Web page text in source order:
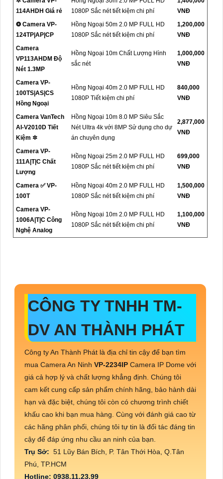
114AHDH Giá rẻ
1080P Sắc nét tiết kiệm chi phí
VNĐ
❂ Camera VP-
124TP|AP|CP
Hồng Ngoại 50m 2.0 MP FULL HD
1080P Sắc nét tiết kiệm chi phí
1,200,000
VNĐ
Camera
VP113AHDM Độ
Nét 1.3MP
Hồng Ngoại 10m Chất Lượng Hình
sắc nét
1,000,000
VNĐ
Camera VP-
100TS|AS|CS
Hồng Ngoại
Hồng Ngoại 40m 2.0 MP FULL HD
1080P Tiết kiệm chi phí
840,000
VNĐ
Camera VanTech
AI-V2010D Tiết
Kiệm ✲
Hồng Ngoại 10m 8.0 MP Siêu Sắc
Nét Ultra 4k với 8MP Sử dụng cho dự
án chuyên dụng
2,877,000
VNĐ
Camera VP-
111A|T|C Chất
Lượng
Hồng Ngoại 25m 2.0 MP FULL HD
1080P Sắc nét tiết kiệm chi phí
699,000
VNĐ
Camera ✅ VP-
100T
Hồng Ngoại 40m 2.0 MP FULL HD
1080P Sắc nét tiết kiệm chi phí
1,500,000
VNĐ
Camera VP-
1006A|T|C Công
Nghệ Analog
Hồng Ngoại 10m 2.0 MP FULL HD
1080P Sắc nét tiết kiệm chi phí
1,100,000
VNĐ
CÔNG TY TNHH TM-
DV AN THÀNH PHÁT
Công ty An Thành Phát là địa chỉ tin cậy để bạn tìm
mua Camera An Ninh VP-2234IP Camera IP Dome với
giá cả hợp lý và chất lượng khẳng định. Chúng tôi
cam kết cung cấp sản phẩm chính hãng, bảo hành dài
hạn và đặc biệt, chúng tôi còn có chương trình chiết
khấu cao khi bạn mua hàng. Cùng với đánh giá cao từ
các hãng phân phối, chúng tôi tự tin là đối tác đáng tin
cậy để đáp ứng nhu cầu an ninh của bạn.
Trụ Sở: 51 Lũy Bán Bích, P. Tân Thới Hòa, Q.Tân
Phú, TP.HCM
Hotline: 0938.11.23.99